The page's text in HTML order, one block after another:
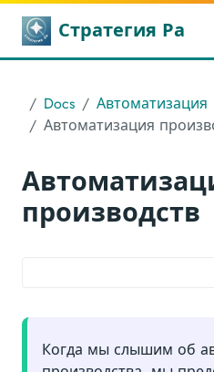
Стратегия Ра
Docs
Автоматизация
Автоматизация
производств
Когда мы слышим об